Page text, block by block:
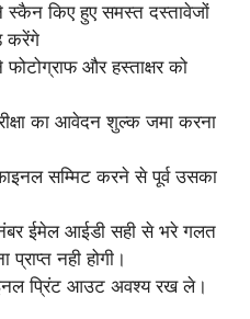
किए हुए समस्त दस्तावेजों
करेंगे
और हस्ताक्षर को
का आवेदन शुल्क जमा करना
सम्मिट करने से पूर्व उसका
नंबर ईमेल आईडी सही से भरे गलत
नही होगी।
प्रिंट आउट अवश्य रख ले।